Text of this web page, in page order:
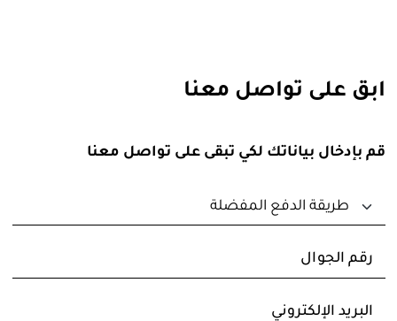
ابق على تواصل معنا
قم بإدخال بياناتك لكي تبقى على تواصل معنا